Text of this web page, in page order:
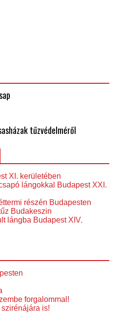
tűzvédelméről
XI. kerületében
lángokkal Budapest XXI.
részén Budapesten
Budakeszin
lángba Budapest XIV.
forgalommal!
is!